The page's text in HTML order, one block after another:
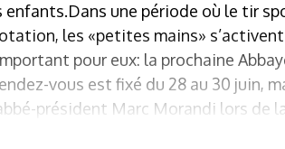
une période où le tir
les «petites mains»
pour eux: la prochaine
vous est fixé du 28 au 30 juin,
président Marc Morandi lors de la